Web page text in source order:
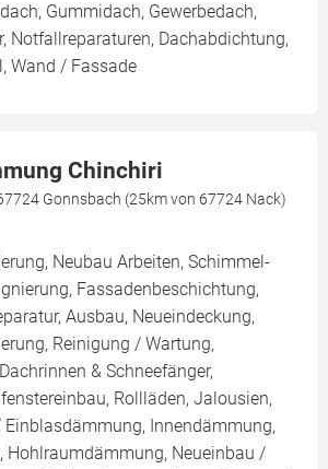
Gummidach, Gewerbedach,
Notfallreparaturen, Dachabdichtung,
Wand / Fassade
Chinchiri
Gonnsbach (25km von 67724 Nack)
Neubau Arbeiten, Schimmel-
Fassadenbeschichtung,
Ausbau, Neueindeckung,
Reinigung / Wartung,
& Schneefänger,
Rollläden, Jalousien,
Einblasdämmung, Innendämmung,
Hohlraumdämmung, Neueinbau /